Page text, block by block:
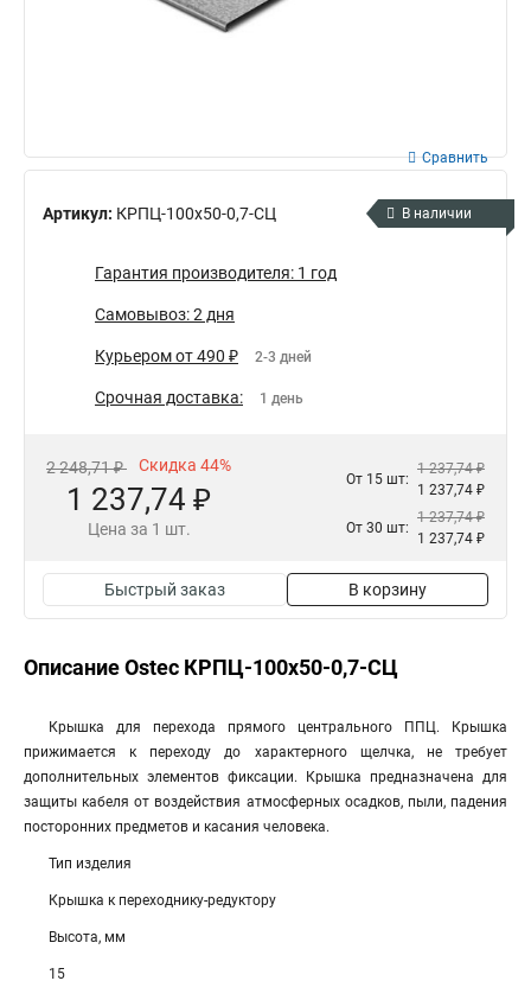
Артикул: КРПЦ-100х50-0,7-СЦ
Сравнить
В наличии
Гарантия производителя: 1 год
Самовывоз: 2 дня
Курьером от 490 ₽ 2-3 дней
Срочная доставка: 1 день
2 248,71 ₽ Скидка 44%
1 237,74 ₽
Цена за 1 шт.
От 15 шт:
1 237,74 ₽
1 237,74 ₽
От 30 шт:
1 237,74 ₽
1 237,74 ₽
Быстрый заказ В корзину
Описание Ostec КРПЦ-100х50-0,7-СЦ
Крышка для перехода прямого центрального ППЦ. Крышка
прижимается к переходу до характерного щелчка, не требует
дополнительных элементов фиксации. Крышка предназначена для
защиты кабеля от воздействия атмосферных осадков, пыли, падения
посторонних предметов и касания человека.
Тип изделия
Крышка к переходнику-редуктору
Высота, мм
15